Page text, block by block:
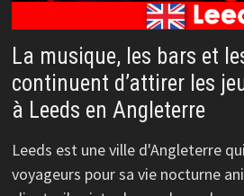
La musique, les bars et
continuent d’attirer les
à Leeds en Angleterre
Leeds est une ville d'Angleterre
voyageurs pour sa vie nocturne